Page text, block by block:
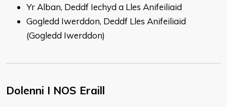
Yr Alban, Deddf Iechyd a Lles Anifeiliaid
Gogledd Iwerddon, Deddf Lles Anifeiliaid
(Gogledd Iwerddon)
Dolenni I NOS Eraill